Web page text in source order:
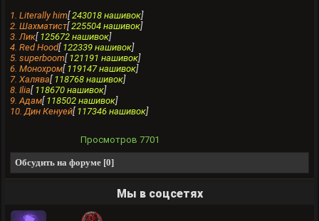
1. Literally him[ 243018 нашивок]
2. Шахматист[ 225504 нашивок]
3. Лик[ 125672 нашивок]
4. Red Hood[ 122339 нашивок]
5. superboom[ 121191 нашивок]
6. Монохром[ 119147 нашивок]
7. Халява[ 118768 нашивок]
8. Ilia[ 118670 нашивок]
9. Aдам[ 118502 нашивок]
10. Дин Кенуей[ 117346 нашивок]
Просмотров 7701
Обсудить на форуме [0]
Мы в соцсетях